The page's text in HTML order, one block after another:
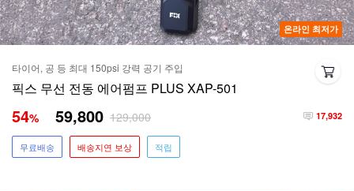
온라인 최저가
타이어, 공 등 최대 150psi 강력 공기 주입
픽스 무선 전동 에어펌프 PLUS XAP-501
17,932
54% 59,800 129,000
무료배송 배송지연 보상 적립